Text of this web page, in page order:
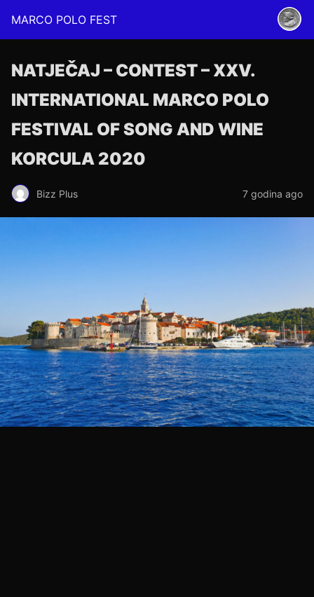
MARCO POLO FEST
NATJEČAJ – CONTEST – XXV.
INTERNATIONAL MARCO POLO
FESTIVAL OF SONG AND WINE
KORCULA 2020
Bizz Plus 7 godina ago